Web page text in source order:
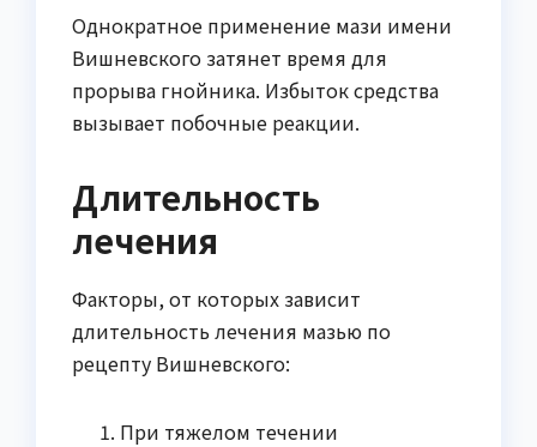
Однократное применение мази имени
Вишневского затянет время для
прорыва гнойника. Избыток средства
вызывает побочные реакции.
Длительность
лечения
Факторы, от которых зависит
длительность лечения мазью по
рецепту Вишневского:
При тяжелом течении